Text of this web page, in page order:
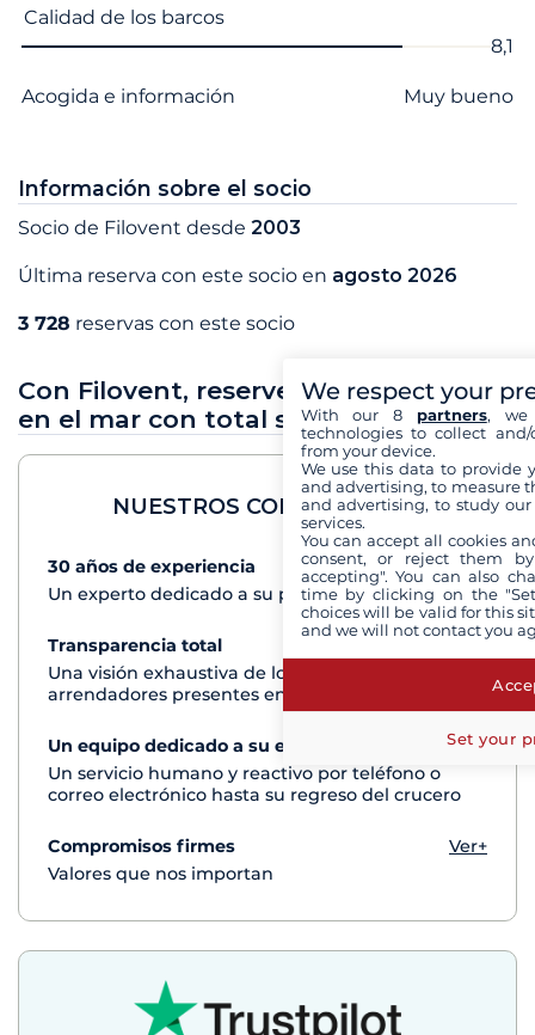
Nombre del criterio
Calidad de los barcos
8,1
Acogida e información Muy bueno
Información sobre el socio
Socio de Filovent desde 2003
Última reserva con este socio en agosto 2026
3 728 reservas con este socio
Con Filovent, reserve sus vacaciones
en el mar con total seguridad
NUESTROS COMPROMISOS
30 años de experiencia
Ver+
Un experto dedicado a su proyecto de crucero
Transparencia total
Ver+
Una visión exhaustiva de los barcos de todos los
arrendadores presentes en cada destino
Un equipo dedicado a su experiencia
Ver+
Un servicio humano y reactivo por teléfono o
correo electrónico hasta su regreso del crucero
Compromisos firmes
Ver+
Valores que nos importan
We respect your
With our 8 partners, we
technologies to collect
from your device.
We use this data to provide
and advertising, to measure
and advertising, to study
services.
You can accept all cookies
consent, or reject them
accepting". You can also
time by clicking on the
choices will be valid for this
and we will not contact you
Set your